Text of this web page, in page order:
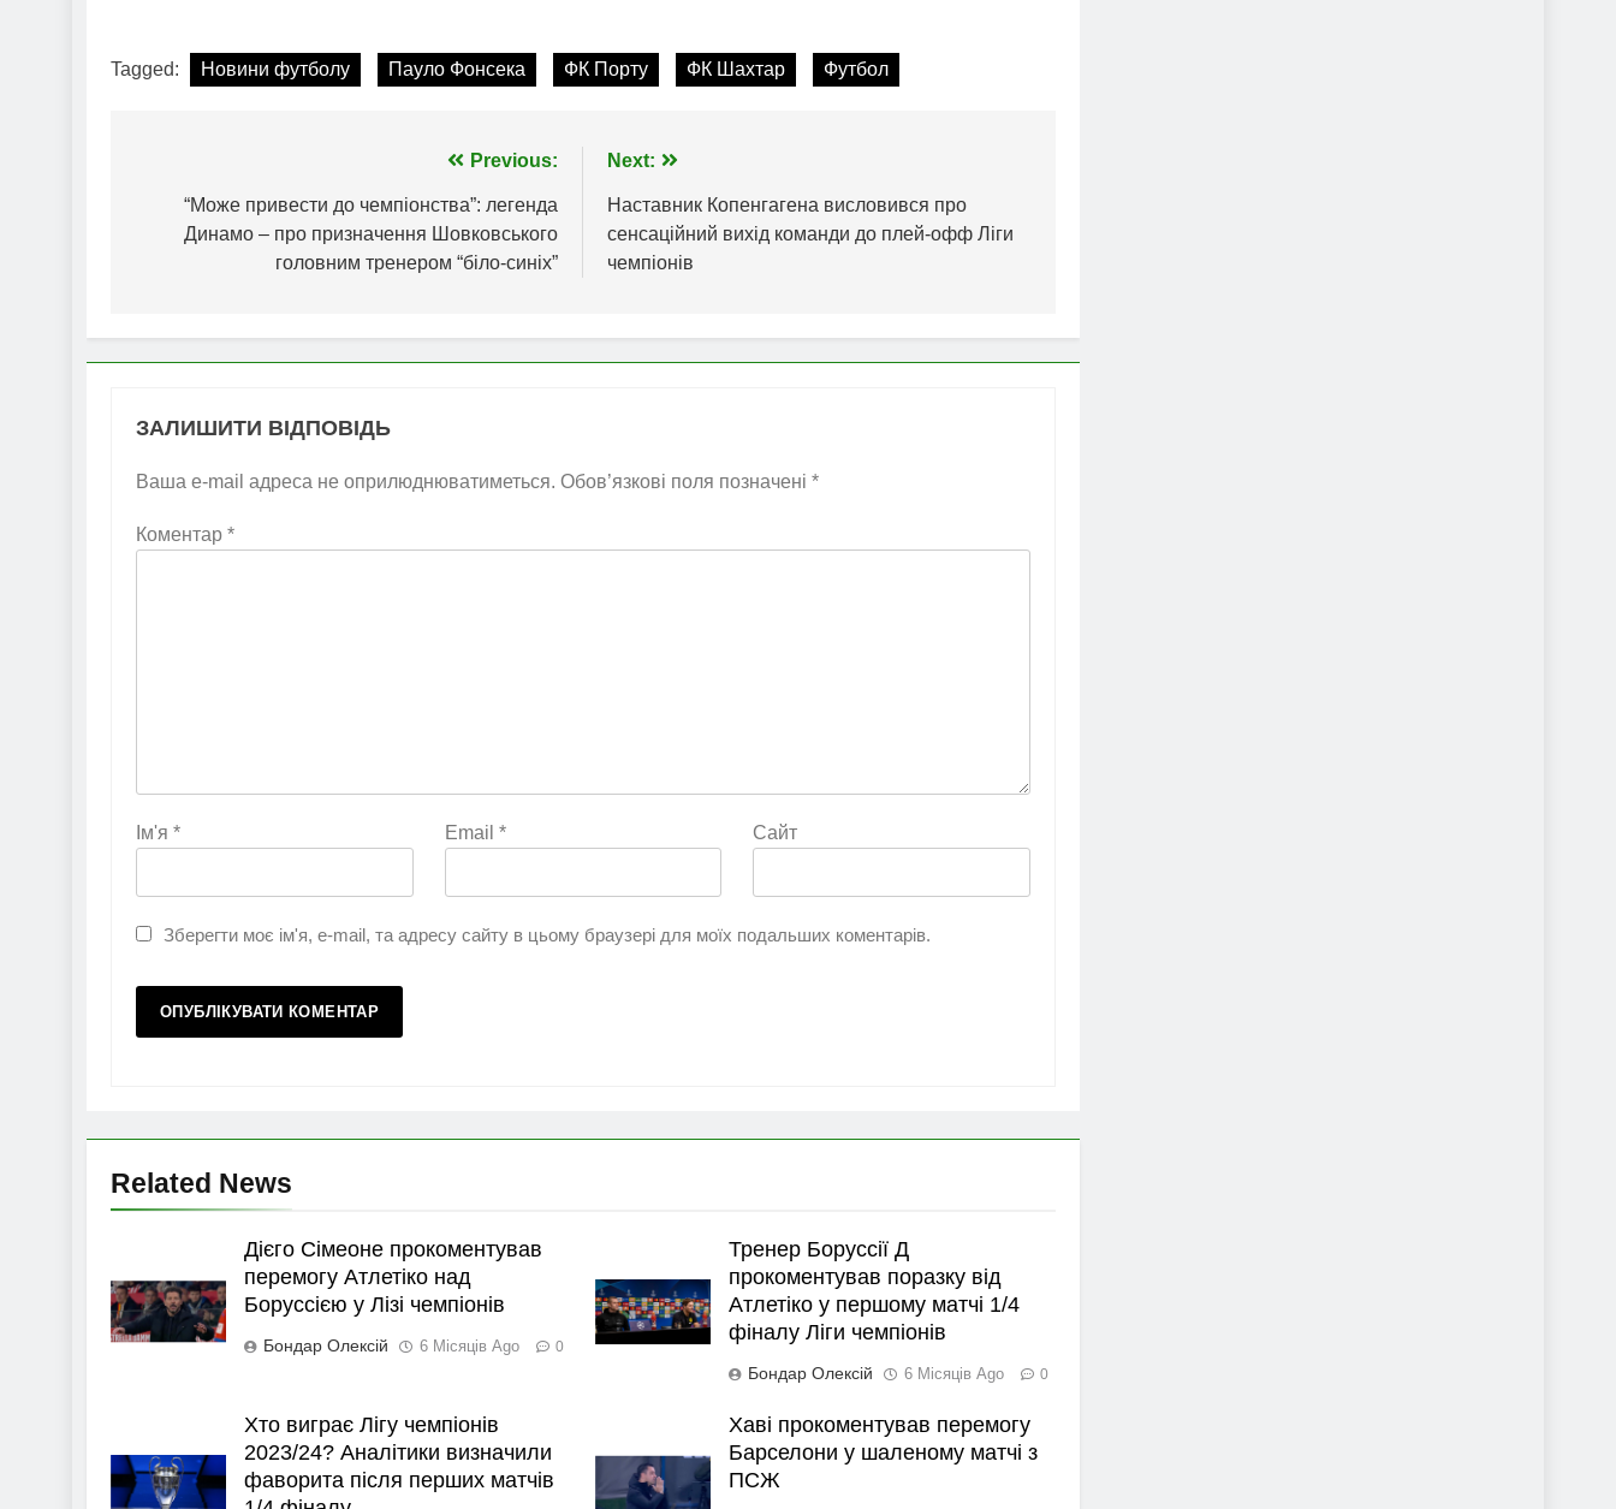
Tagged: Новини футболу Пауло Фонсека ФК Порту ФК Шахтар Футбол
записів
Previous:
“Може привести до чемпіонства”: легенда
Динамо – про призначення Шовковського
головним тренером “біло-синіх”
Next:
Наставник Копенгагена висловився про
сенсаційний вихід команди до плей-офф Ліги
чемпіонів
ЗАЛИШИТИ ВІДПОВІДЬ
Ваша e-mail адреса не оприлюднюватиметься. Обов’язкові поля позначені *
Коментар *
Ім'я * Email * Сайт
Зберегти моє ім'я, e-mail, та адресу сайту в цьому браузері для моїх подальших коментарів.
Related News
Дієго Сімеоне прокоментував
перемогу Атлетіко над
Боруссією у Лізі чемпіонів
Бондар Олексій 6 Місяців Ago 0
Тренер Боруссії Д
прокоментував поразку від
Атлетіко у першому матчі 1/4
фіналу Ліги чемпіонів
Бондар Олексій 6 Місяців Ago 0
Хто виграє Лігу чемпіонів
2023/24? Аналітики визначили
фаворита після перших матчів
Хаві прокоментував перемогу
Барселони у шаленому матчі з
ПСЖ